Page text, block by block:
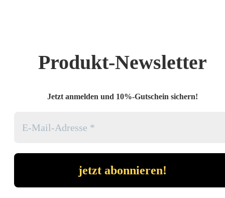
Produkt-Newsletter
Jetzt anmelden und 10%-Gutschein sichern!